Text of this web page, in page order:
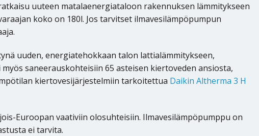
uuteen matalaenergiataloon rakennuksen lämmitykseen
koko on 180l. Jos tarvitset ilmavesilämpöpumpun
uuden, energiatehokkaan talon lattialämmitykseen,
saneerauskohteisiin 65 asteisen kiertoveden ansiosta,
kiertovesijärjestelmiin tarkoitettua Daikin Altherma 3 H
Euroopan vaativiin olosuhteisiin. Ilmavesilämpöpumppu on
ei tarvita.